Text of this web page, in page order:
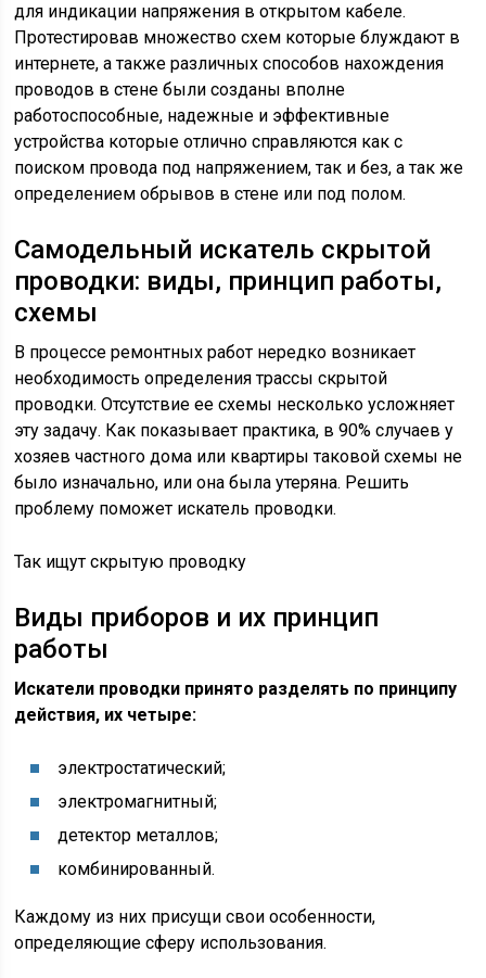
для индикации напряжения в открытом кабеле.
Протестировав множество схем которые блуждают в
интернете, а также различных способов нахождения
проводов в стене были созданы вполне
работоспособные, надежные и эффективные
устройства которые отлично справляются как с
поиском провода под напряжением, так и без, а так же
определением обрывов в стене или под полом.
Самодельный искатель скрытой
проводки: виды, принцип работы,
схемы
В процессе ремонтных работ нередко возникает
необходимость определения трассы скрытой
проводки. Отсутствие ее схемы несколько усложняет
эту задачу. Как показывает практика, в 90% случаев у
хозяев частного дома или квартиры таковой схемы не
было изначально, или она была утеряна. Решить
проблему поможет искатель проводки.
Так ищут скрытую проводку
Виды приборов и их принцип
работы
Искатели проводки принято разделять по принципу
действия, их четыре:
электростатический;
электромагнитный;
детектор металлов;
комбинированный.
Каждому из них присущи свои особенности,
определяющие сферу использования.